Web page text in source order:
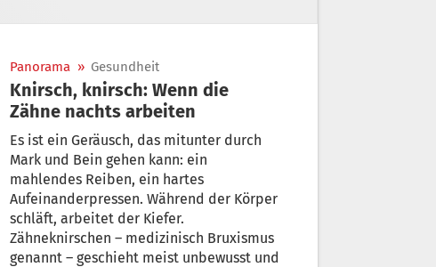
Panorama » Gesundheit
Knirsch, knirsch: Wenn die
Zähne nachts arbeiten
Es ist ein Geräusch, das mitunter durch
Mark und Bein gehen kann: ein
mahlendes Reiben, ein hartes
Aufeinanderpressen. Während der Körper
schläft, arbeitet der Kiefer.
Zähneknirschen – medizinisch Bruxismus
genannt – geschieht meist unbewusst und